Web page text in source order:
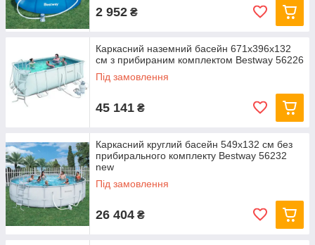
2 952 ₴
Каркасний наземний басейн 671x396x132
см з прибираним комплектом Bestway 56226
Під замовлення
45 141 ₴
Каркасний круглий басейн 549x132 см без
прибирального комплекту Bestway 56232
new
Під замовлення
26 404 ₴